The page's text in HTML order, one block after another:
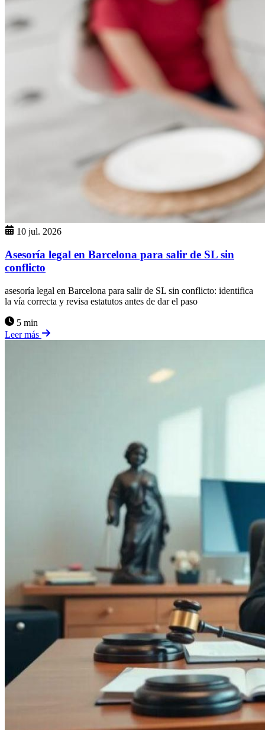
10 jul. 2026
Asesoría legal en Barcelona para salir de SL sin
conflicto
asesoría legal en Barcelona para salir de SL sin conflicto: identifica
la vía correcta y revisa estatutos antes de dar el paso
5 min
Leer más